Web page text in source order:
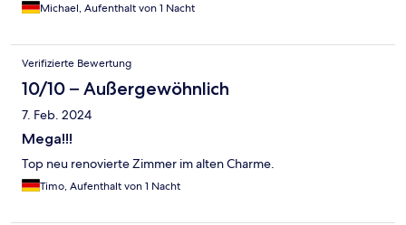
Michael, Aufenthalt von 1 Nacht
Verifizierte Bewertung
10/10 – Außergewöhnlich
7. Feb. 2024
Mega!!!
Top neu renovierte Zimmer im alten Charme.
Timo, Aufenthalt von 1 Nacht